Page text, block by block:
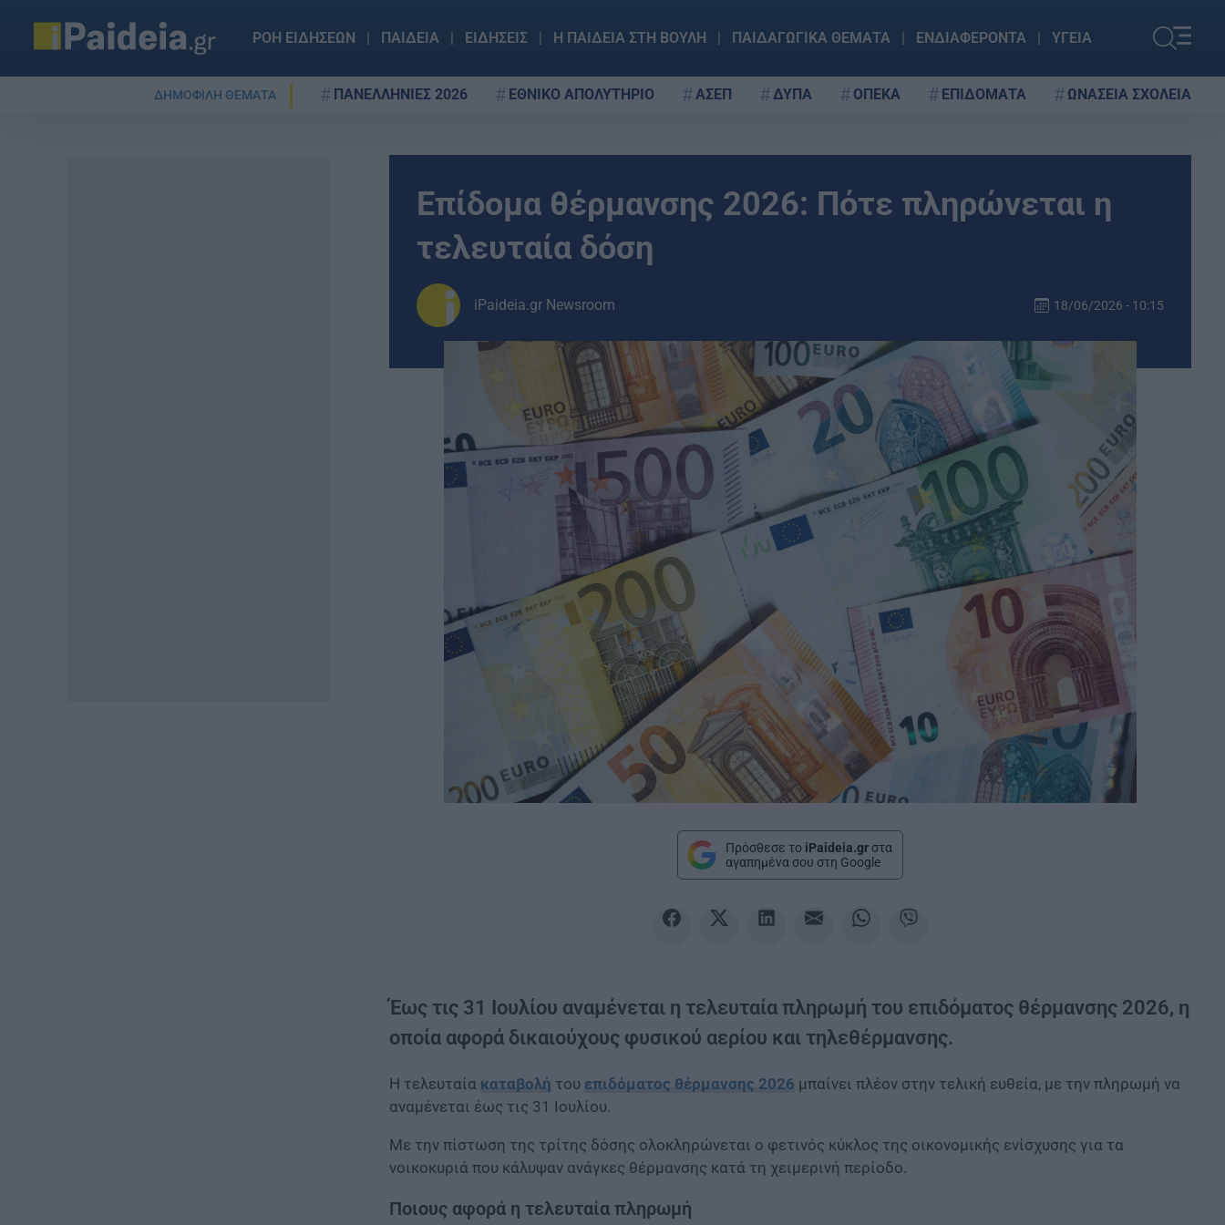
ΡΟΗ ΕΙΔΗΣΕΩΝ ΠΑΙΔΕΙΑ ΕΙΔΗΣΕΙΣ Η ΠΑΙΔΕΙΑ ΣΤΗ ΒΟΥΛΗ ΠΑΙΔΑΓΩΓΙΚΑ ΘΕΜΑΤΑ ΕΝΔΙΑΦΕΡΟΝΤΑ ΥΓΕΙΑ
ΔΗΜΟΦΙΛΗ ΘΕΜΑΤΑ ΠΑΝΕΛΛΗΝΙΕΣ 2026 ΕΘΝΙΚΟ ΑΠΟΛΥΤΗΡΙΟ ΑΣΕΠ ΔΥΠΑ ΟΠΕΚΑ ΕΠΙΔΟΜΑΤΑ ΩΝΑΣΕΙΑ ΣΧΟΛΕΙΑ
Επίδομα θέρμανσης 2026: Πότε πληρώνεται η
τελευταία δόση
iPaideia.gr Newsroom 18/06/2026 - 10:15
Πρόσθεσε το iPaideia.gr στα
αγαπημένα σου στη Google
Έως τις 31 Ιουλίου αναμένεται η τελευταία πληρωμή του επιδόματος θέρμανσης 2026, η
οποία αφορά δικαιούχους φυσικού αερίου και τηλεθέρμανσης.
Η τελευταία καταβολή του επιδόματος θέρμανσης 2026 μπαίνει πλέον στην τελική ευθεία, με την πληρωμή να
αναμένεται έως τις 31 Ιουλίου.
Με την πίστωση της τρίτης δόσης ολοκληρώνεται ο φετινός κύκλος της οικονομικής ενίσχυσης για τα
νοικοκυριά που κάλυψαν ανάγκες θέρμανσης κατά τη χειμερινή περίοδο.
Ποιους αφορά η τελευταία πληρωμή